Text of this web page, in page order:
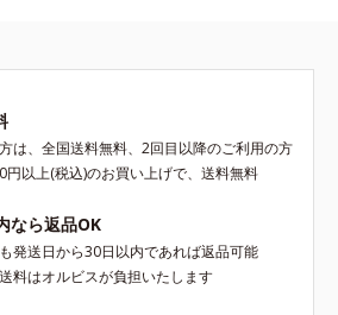
は、全国送料無料、2回目以降のご利用の方
円以上(税込)のお買い上げで、送料無料
なら返品OK
発送日から30日以内であれば返品可能
料はオルビスが負担いたします